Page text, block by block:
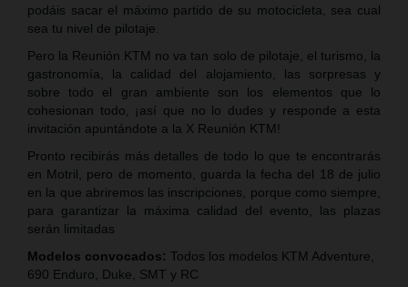
podáis sacar el máximo partido de su motocicleta, sea cual
sea tu nivel de pilotaje.
Pero la Reunión KTM no va tan solo de pilotaje, el turismo, la
gastronomía, la calidad del alojamiento, las sorpresas y
sobre todo el gran ambiente son los elementos que lo
cohesionan todo, ¡así que no lo dudes y responde a esta
invitación apuntándote a la X Reunión KTM!
Pronto recibirás más detalles de todo lo que te encontrarás
en Motril, pero de momento, guarda la fecha del 18 de julio
en la que abriremos las inscripciones, porque como siempre,
para garantizar la máxima calidad del evento, las plazas
serán limitadas
Modelos convocados: Todos los modelos KTM Adventure,
690 Enduro, Duke, SMT y RC